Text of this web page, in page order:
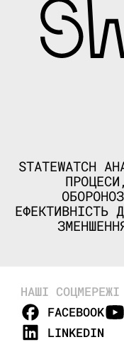
STATEWATCH
ЕФЕКТИВНІСТЬ
НАШІ СОЦМЕРЕЖІ
FACEBOOK
LINKEDIN